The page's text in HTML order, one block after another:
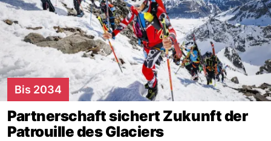
Bis 2034
Partnerschaft sichert Zukunft der
Patrouille des Glaciers